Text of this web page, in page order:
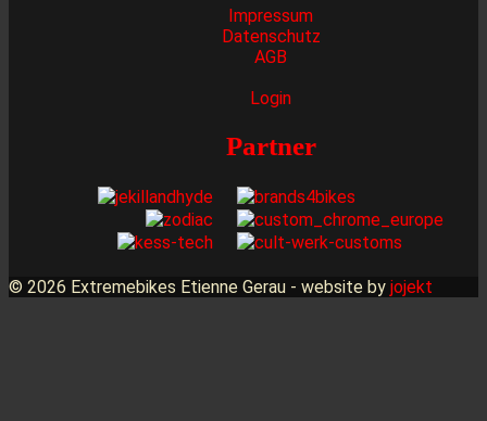
Impressum
Datenschutz
AGB
Login
Partner
© 2026 Extremebikes Etienne Gerau - website by jojekt